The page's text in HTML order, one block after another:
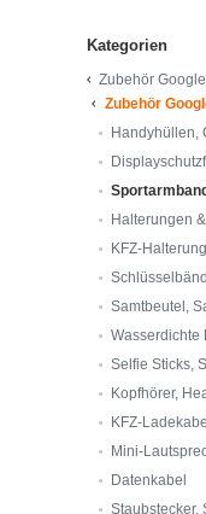
Kategorien
Zubehör Google
Zubehör
Handyhüllen,
Sportarmband
Halterungen
KFZ-
Samtbeutel,
Wasserdichte
Selfie Sticks,
Kopfhörer,
KFZ-Ladekabel
Mini-
Datenkabel
Staubstecker,